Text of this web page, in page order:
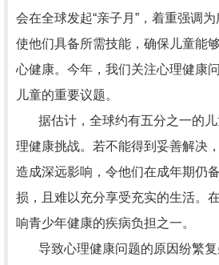
会在全球发起“亲子月”，着重强调
使他们具备所需技能，确保儿童能
心健康。今年，我们关注心理健康
儿童的重要议题。
据估计，全球约有五分之一的儿
理健康挑战。若不能得到妥善解决
造成深远影响，令他们在成年期仍
损，且难以充分享受充实的生活。
响青少年健康的疾病负担之一。
导致心理健康问题的原因纷繁复